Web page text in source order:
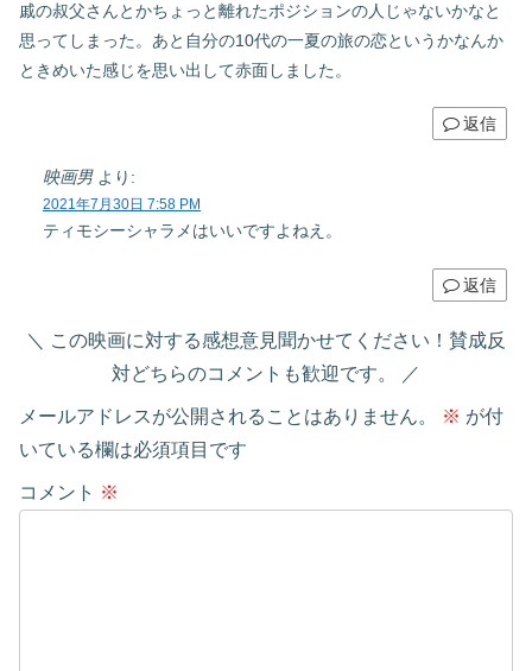
戚の叔父さんとかちょっと離れたポジションの人じゃないかなと
思ってしまった。あと自分の10代の一夏の旅の恋というかなんか
ときめいた感じを思い出して赤面しました。
返信
映画男 より:
2021年7月30日 7:58 PM
ティモシーシャラメはいいですよねえ。
返信
この映画に対する感想意見聞かせてください！賛成反
対どちらのコメントも歓迎です。
メールアドレスが公開されることはありません。 ※ が付
いている欄は必須項目です
コメント ※